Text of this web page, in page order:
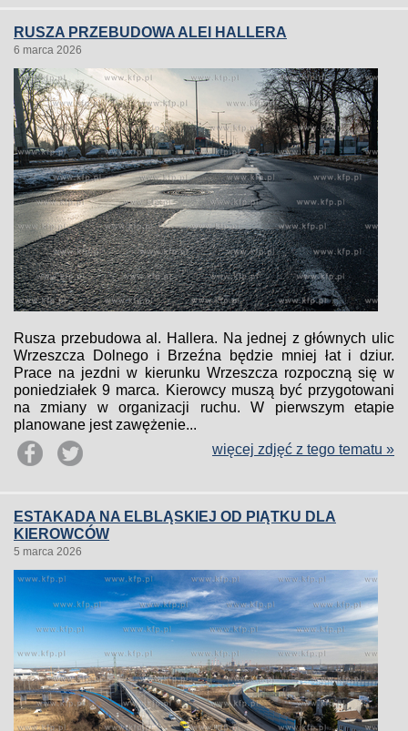
RUSZA PRZEBUDOWA ALEI HALLERA
6 marca 2026
Rusza przebudowa al. Hallera. Na jednej z głównych ulic
Wrzeszcza Dolnego i Brzeźna będzie mniej łat i dziur.
Prace na jezdni w kierunku Wrzeszcza rozpoczną się w
poniedziałek 9 marca. Kierowcy muszą być przygotowani
na zmiany w organizacji ruchu. W pierwszym etapie
planowane jest zawężenie...
więcej zdjęć z tego tematu »
ESTAKADA NA ELBLĄSKIEJ OD PIĄTKU DLA
KIEROWCÓW
5 marca 2026